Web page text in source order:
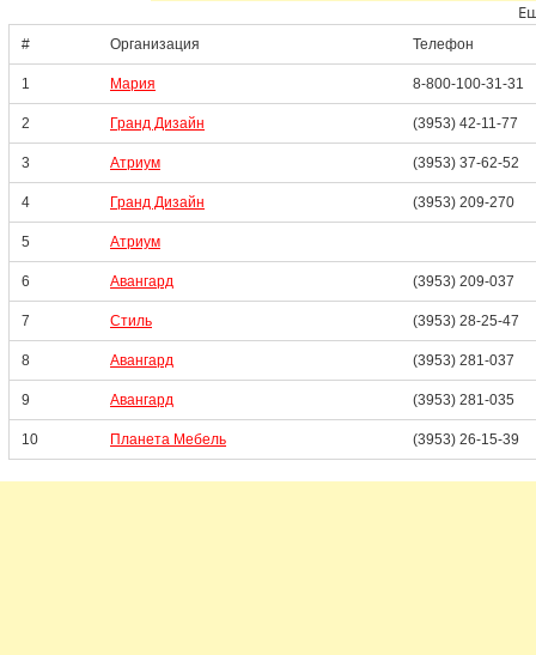
# Организация Телефон
1 Мария 8-800-100-31-31
2 Гранд Дизайн (3953) 42-11-77
3 Атриум (3953) 37-62-52
4 Гранд Дизайн (3953) 209-270
5 Атриум
6 Авангард (3953) 209-037
7 Стиль (3953) 28-25-47
8 Авангард (3953) 281-037
9 Авангард (3953) 281-035
10 Планета Мебель (3953) 26-15-39